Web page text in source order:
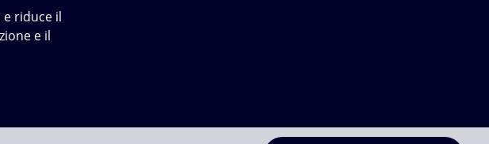
riduce il
e il